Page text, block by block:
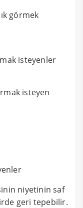
görmek
isteyenler
isteyen
niyetinin saf
geri tepebilir.